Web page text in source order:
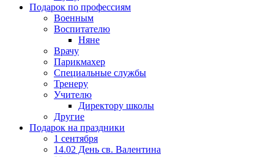
Подарок по профессиям
Военным
Воспитателю
Няне
Врачу
Парикмахер
Специальные службы
Тренеру
Учителю
Директору школы
Другие
Подарок на праздники
1 сентября
14.02 День св. Валентина